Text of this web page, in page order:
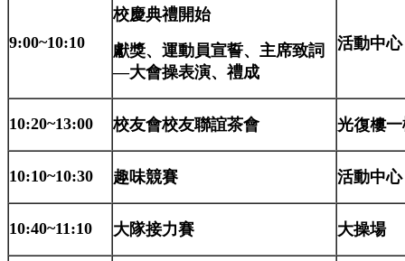
9:00~10:10
校慶典禮開始
獻獎、運動員宣誓、主席致詞
—大會操表演、禮成
活動中心
10:20~13:00 校友會校友聯誼茶會 光復樓
10:10~10:30 趣味競賽 活動中心
10:40~11:10 大隊接力賽 大操場